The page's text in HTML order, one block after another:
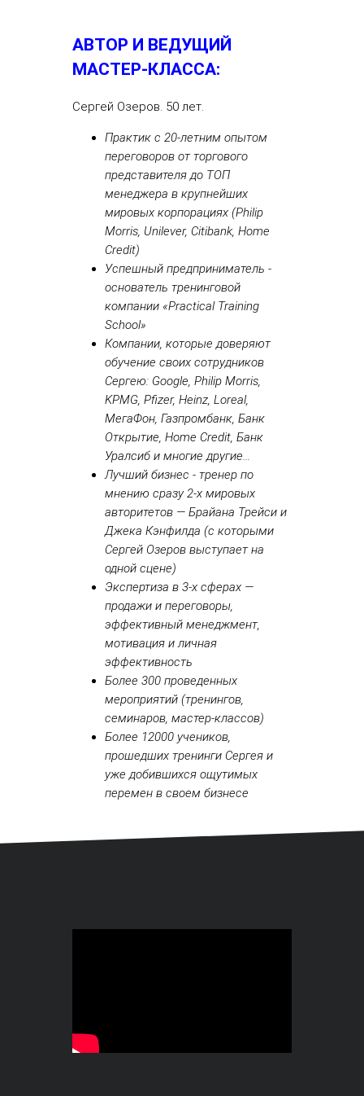
АВТОР И ВЕДУЩИЙ
МАСТЕР-КЛАССА:
Сергей Озеров. 50 лет.
Практик с 20-летним опытом
переговоров от торгового
представителя до ТОП
менеджера в крупнейших
мировых корпорациях (Philip
Morris, Unilever, Citibank, Home
Credit)
Успешный предприниматель -
основатель тренинговой
компании «Practical Training
School»
Компании, которые доверяют
обучение своих сотрудников
Сергею: Google, Philip Morris,
KPMG, Pfizer, Heinz, Loreal,
МегаФон, Газпромбанк, Банк
Открытие, Home Credit, Банк
Уралсиб и многие другие…
Лучший бизнес - тренер по
мнению сразу 2-х мировых
авторитетов — Брайана Трейси и
Джека Кэнфилда (с которыми
Сергей Озеров выступает на
одной сцене)
Экспертиза в 3-х сферах —
продажи и переговоры,
эффективный менеджмент,
мотивация и личная
эффективность
Более 300 проведенных
мероприятий (тренингов,
семинаров, мастер-классов)
Более 12000 учеников,
прошедших тренинги Сергея и
уже добившихся ощутимых
перемен в своем бизнесе